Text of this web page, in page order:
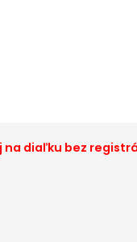
diaľku bez